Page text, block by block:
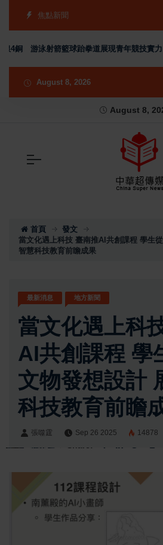
焦點新聞
游泳射箭籃球跆拳道展現青年競技實力
August 8, 2026
August 8,
首頁
發文
當文化遇上科技 臺南推AI共創課程 學生
智慧科技教育前瞻成果
最新消息 地方新聞
當文化遇上科
AI共創課程 學
文物發想設計
科技教育前瞻
張噬霆 Sep 26 2025 14878